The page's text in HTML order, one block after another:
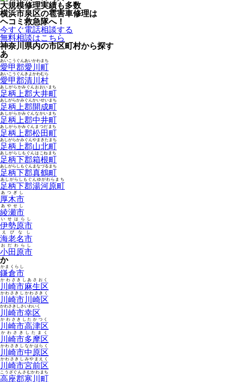
大規模修理実績も多数
横浜市泉区の雹害車修理は
ヘコミ救急隊へ！
今すぐ電話相談する
無料相談はこちら
神奈川県内の市区町村から探す
あ
愛甲郡愛川町
あいこうぐんあいかわまち
愛甲郡清川村
あいこうぐんきよかわむら
足柄上郡大井町
あしがらかみぐんおおいまち
足柄上郡開成町
あしがらかみぐんかいせいまち
足柄上郡中井町
あしがらかみぐんなかいまち
足柄上郡松田町
あしがらかみぐんまつだまち
足柄上郡山北町
あしがらかみぐんやまきたまち
足柄下郡箱根町
あしがらしもぐんはこねまち
足柄下郡真鶴町
あしがらしもぐんまなづるまち
足柄下郡湯河原町
あしがらしもぐんゆがわらまち
厚木市
あつぎし
綾瀬市
あやせし
伊勢原市
いせはらし
海老名市
えびなし
小田原市
おだわらし
か
鎌倉市
かまくらし
川崎市麻生区
かわさきしあさおく
川崎市川崎区
かわさきしかわさきく
川崎市幸区
かわさきしさいわいく
川崎市高津区
かわさきしたかつく
川崎市多摩区
かわさきしたまく
川崎市中原区
かわさきしなかはらく
川崎市宮前区
かわさきしみやまえく
高座郡寒川町
こうざぐんさむかわまち